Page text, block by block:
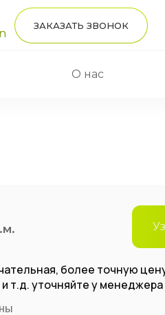
ЗАКАЗАТЬ ЗВОНОК
О нас
более точную
и т.д. уточняйте у менеджера